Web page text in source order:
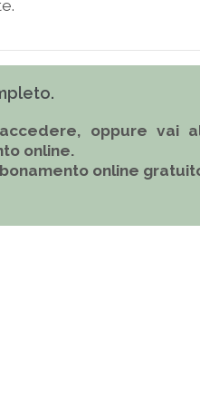
oppure vai
online.
online